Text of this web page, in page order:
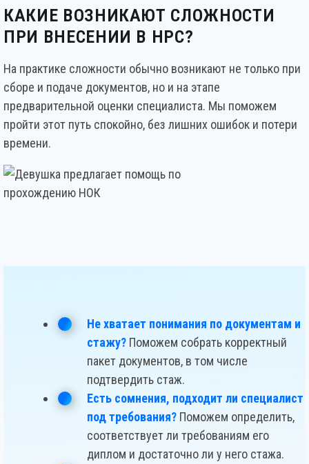
КАКИЕ ВОЗНИКАЮТ СЛОЖНОСТИ
ПРИ ВНЕСЕНИИ В НРС?
На практике сложности обычно возникают не только при
сборе и подаче документов, но и на этапе
предварительной оценки специалиста. Мы поможем
пройти этот путь спокойно, без лишних ошибок и потери
времени.
Не хватает понимания по документам и
стажу? Поможем собрать корректный
пакет документов, в том числе
подтвердить стаж.
Есть сомнения, подходит ли специалист
под требования? Поможем определить,
соответствует ли требованиям его
диплом и достаточно ли у него стажа.